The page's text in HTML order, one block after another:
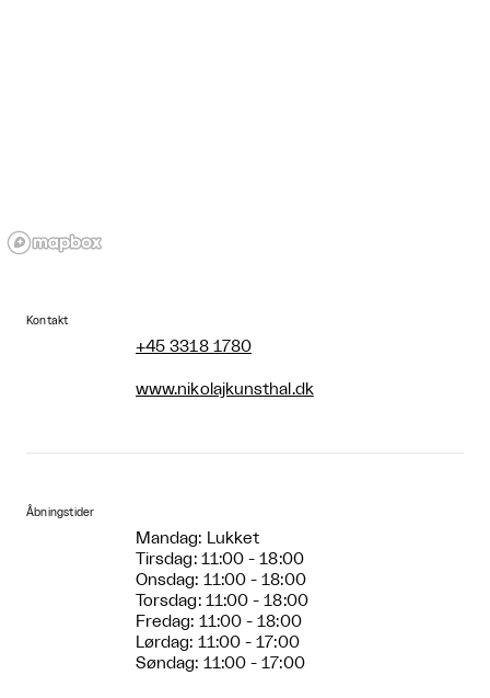
Kontakt
+45 3318 1780
www.nikolajkunsthal.dk
Åbningstider
Mandag: Lukket
Tirsdag: 11:00 - 18:00
Onsdag: 11:00 - 18:00
Torsdag: 11:00 - 18:00
Fredag: 11:00 - 18:00
Lørdag: 11:00 - 17:00
Søndag: 11:00 - 17:00